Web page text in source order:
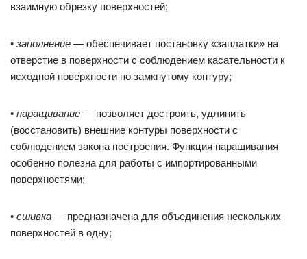
взаимную обрезку поверхностей;
• заполнение — обеспечивает постановку «заплатки» на
отверстие в поверхности с соблюдением касательности к
исходной поверхности по замкнутому контуру;
• наращивание — позволяет достроить, удлинить
(восстановить) внешние контуры поверхности с
соблюдением закона построения. Функция наращивания
особенно полезна для работы с импортированными
поверхностями;
• сшивка — предназначена для объединения нескольких
поверхностей в одну;